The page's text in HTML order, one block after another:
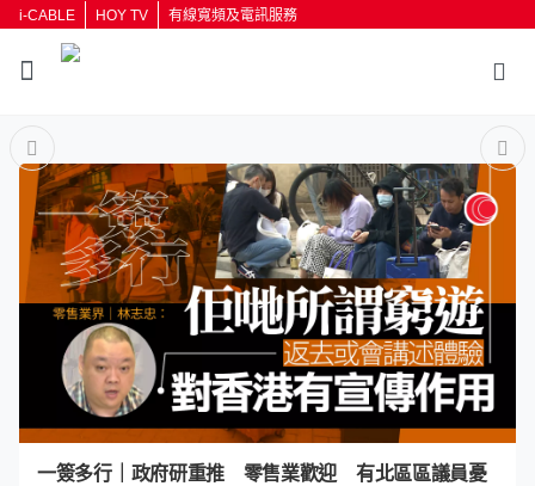
i-CABLE HOY TV 有線寬頻及電訊服務
按輸入鍵開始搜尋
一簽多行｜政府研重推 零售業歡迎 有北區區議員憂